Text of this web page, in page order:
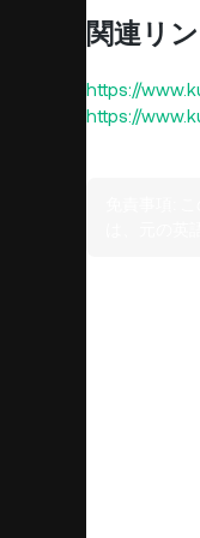
関連リン
https://
https://